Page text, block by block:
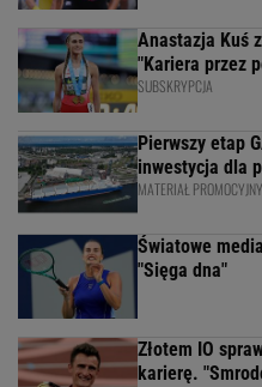
Anastazja Kuś
"Kariera przez
SUBSKRYPCJA
Pierwszy etap
inwestycja dla
MATERIAŁ PROMOCYJNY
Światowe
"Sięga dna"
Złotem IO
karierę.